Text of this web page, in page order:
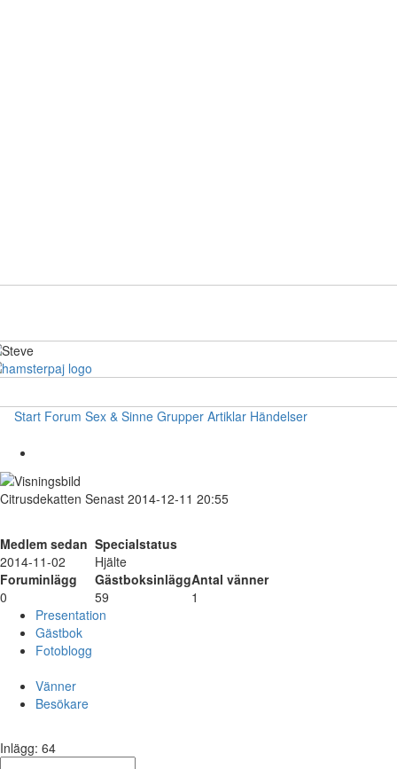
Start Forum Sex & Sinne Grupper Artiklar Händelser
Citrusdekatten Senast 2014-12-11 20:55
Medlem sedan Specialstatus
2014-11-02
Hjälte
Foruminlägg
GästboksinläggAntal vänner
0
59
1
Presentation
Gästbok
Fotoblogg
Vänner
Besökare
Inlägg: 64